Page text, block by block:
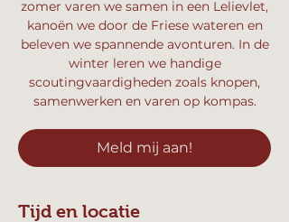
zomer varen we samen in een Lelievlet,
kanoën we door de Friese wateren en
beleven we spannende avonturen. In de
winter leren we handige
scoutingvaardigheden zoals knopen,
samenwerken en varen op kompas.
Meld mij aan!
Tijd en locatie